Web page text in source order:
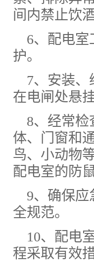
间内禁止饮
6、配电
护。
7、安装
在电闸处悬
8、经常
体、门窗和
鸟、小动物
配电室的防
9、确保
全规范。
10、配电
程采取有效